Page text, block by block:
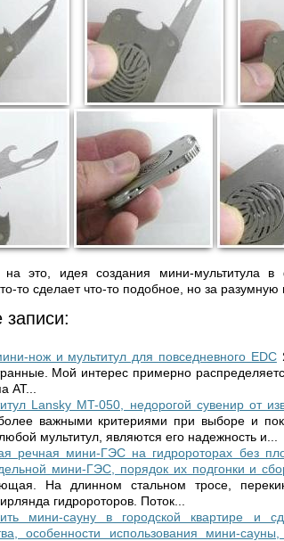
на это, идея создания мини-мультитула
то сделает что-то подобное, но за
нож и мультитул для повседневного EDC
Мой интерес примерно
АТ...
Lansky MT-050, недорогой сувенир от
важными критериями при выборе и
мультитул, являются его надежность и...
речная мини-ГЭС на гидророторах без
мини-ГЭС, порядок их подгонки и
На длинном стальном тросе,
гидророторов. Поток...
мини-сауну в городской квартире и
особенности использования мини-